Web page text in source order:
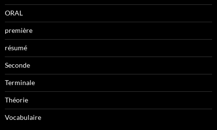
ORAL
première
résumé
Seconde
Terminale
Théorie
Vocabulaire